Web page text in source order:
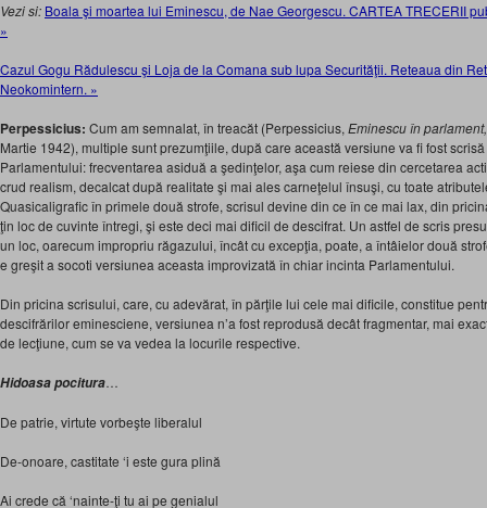
Vezi si: Boala şi moartea lui Eminescu, de Nae Georgescu. CARTEA TRECERII
»
Cazul Gogu Rădulescu şi Loja de la Comana sub lupa Securităţii. Reteaua din
Neokomintern. »
Perpessicius: Cum am semnalat, în treacăt (Perpessicius, Eminescu în parlament,
Martie 1942), multiple sunt prezumţiile, după care această versiune va fi fost
Parlamentului: frecventarea asiduă a şedinţelor, aşa cum reiese din cercetarea
crud realism, decalcat după realitate şi mai ales carneţelul însuşi, cu toate
Quasicaligrafic în primele două strofe, scrisul devine din ce în ce mai lax, din
ţin loc de cuvinte întregi, şi este deci mai dificil de descifrat. Un astfel de scris
un loc, oarecum impropriu răgazului, încât cu excepţia, poate, a întâielor două
e greşit a socoti versiunea aceasta improvizată în chiar incinta Parlamentului.
Din pricina scrisului, care, cu adevărat, în părţile lui cele mai dificile, constitue
descifrărilor eminesciene, versiunea n’a fost reprodusă decât fragmentar, mai
de lecţiune, cum se va vedea la locurile respective.
Hidoasa pocitura
De patrie, virtute vorbeşte liberalul
De-onoare, castitate ‘i este gura plină
Ai crede că ‘nainte-ţi tu ai pe genialul